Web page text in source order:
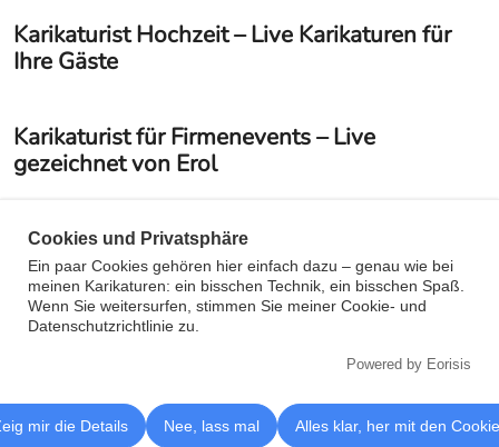
Karikaturist Hochzeit – Live Karikaturen für
Ihre Gäste
Karikaturist für Firmenevents – Live
gezeichnet von Erol
Karikaturist Karlsruhe – Schnellzeichner für
Events, Messen und Hochzeiten
🇬🇧English
© Karikaturist und Schnellzeichner Erol aus Karlsruhe -
Livezeichnungen für Events
Cookies und Privatsphäre
Ein paar Cookies gehören hier einfach dazu – genau wie bei
meinen Karikaturen: ein bisschen Technik, ein bisschen Spaß.
Wenn Sie weitersurfen, stimmen Sie meiner Cookie- und
Datenschutzrichtlinie zu.
Powered by Eorisis
mir die Details Nee, lass mal Alles klar, her mit den